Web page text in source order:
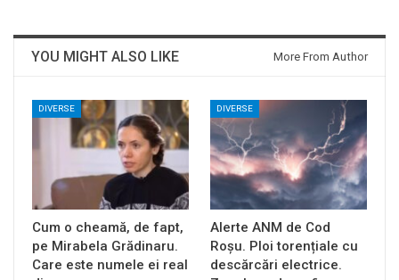
YOU MIGHT ALSO LIKE More From Author
DIVERSE
Cum o cheamă, de fapt,
pe Mirabela Grădinaru.
Care este numele ei real
DIVERSE
Alerte ANM de Cod
Roșu. Ploi torențiale cu
descărcări electrice.